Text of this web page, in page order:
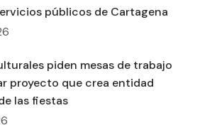
públicos de Cartagena
piden mesas de trabajo
proyecto que crea entidad
las fiestas